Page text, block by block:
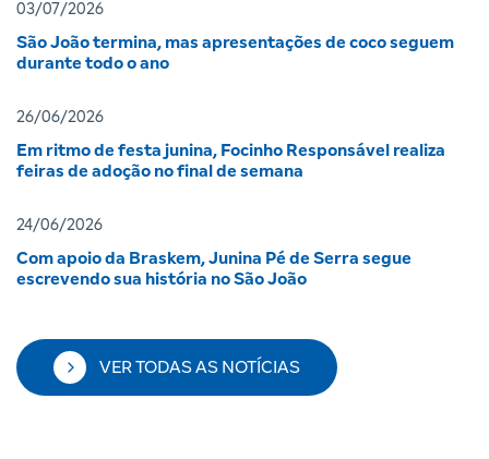
03/07/2026
São João termina, mas apresentações de coco seguem
durante todo o ano
26/06/2026
Em ritmo de festa junina, Focinho Responsável realiza
feiras de adoção no final de semana
24/06/2026
Com apoio da Braskem, Junina Pé de Serra segue
escrevendo sua história no São João
VER TODAS AS NOTÍCIAS